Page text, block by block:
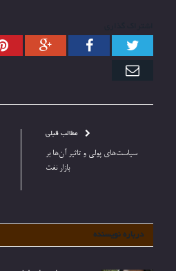
گوگل+
ایمیل
مطالب قبلی
سیاست‌های پولی و تاثیر آن‌ها بر
بازار نفت
درباره نویسنده